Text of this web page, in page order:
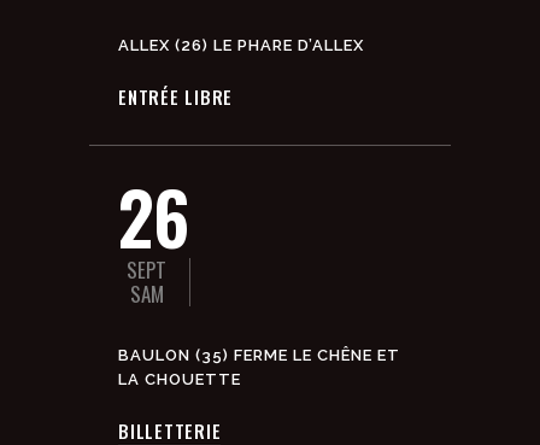
ALLEX (26) LE PHARE D’ALLEX
ENTRÉE LIBRE
26
SEPT
SAM
BAULON (35) FERME LE CHÊNE ET
LA CHOUETTE
BILLETTERIE